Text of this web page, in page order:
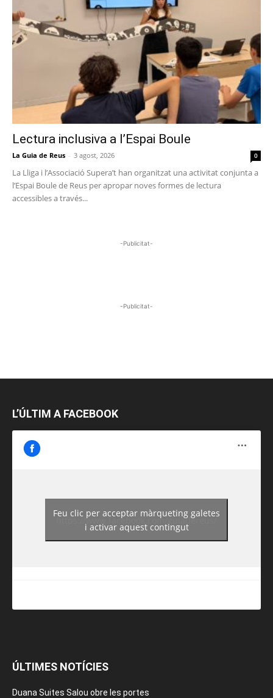
Lectura inclusiva a l’Espai Boule
La Guia de Reus - 3 agost, 2026 0
La Lliga i l’Associació Supera’t han organitzat una activitat conjunta a
l’Espai Boule de Reus per apropar noves formes de lectura
accessibles a través...
-Publicitat-
-Publicitat-
L’ÚLTIM A FACEBOOK
https://www.facebook.com/guiadereus/
Feu clic per acceptar màrqueting galetes
i activar aquest contingut
ÚLTIMES NOTÍCIES
Duana Suites Salou obre les portes